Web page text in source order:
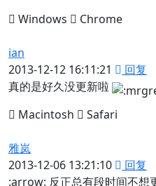
Windows
Chrome
ian
2013-12-12 16:11:21
回复
真的是好久没更新啦
Macintosh
Safari
雅岚
2013-12-06 13:21:10
回复
:arrow: 反正总有段时间不想